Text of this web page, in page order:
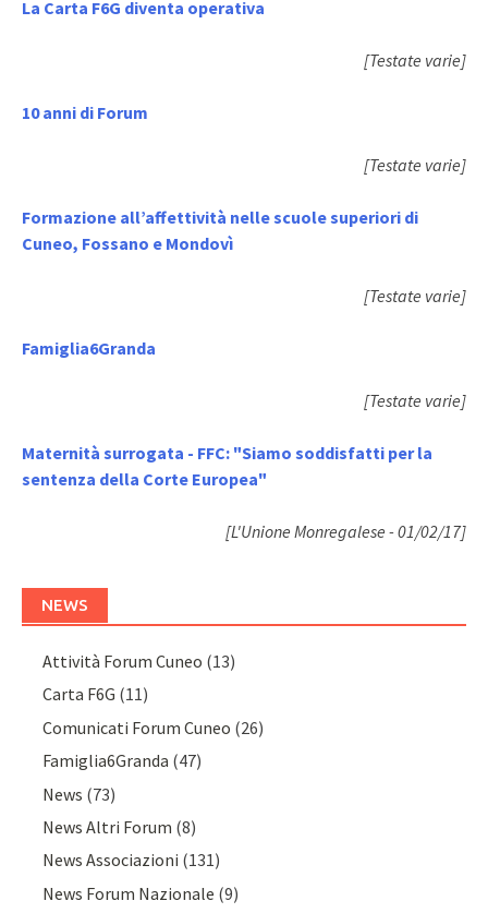
La Carta F6G diventa operativa
[Testate varie]
10 anni di Forum
[Testate varie]
Formazione all’affettività nelle scuole superiori di
Cuneo, Fossano e Mondovì
[Testate varie]
Famiglia6Granda
[Testate varie]
Maternità surrogata - FFC: "Siamo soddisfatti per la
sentenza della Corte Europea"
[L'Unione Monregalese - 01/02/17]
NEWS
Attività Forum Cuneo (13)
Carta F6G (11)
Comunicati Forum Cuneo (26)
Famiglia6Granda (47)
News (73)
News Altri Forum (8)
News Associazioni (131)
News Forum Nazionale (9)